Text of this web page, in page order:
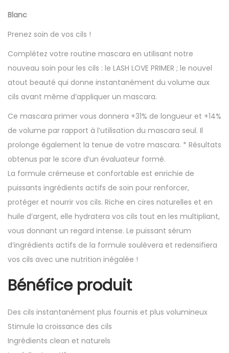
Blanc
Prenez soin de vos cils !
Complétez votre routine mascara en utilisant notre
nouveau soin pour les cils : le LASH LOVE PRIMER ; le nouvel
atout beauté qui donne instantanément du volume aux
cils avant même d’appliquer un mascara.
Ce mascara primer vous donnera +31% de longueur et +14%
de volume par rapport à l’utilisation du mascara seul. Il
prolonge également la tenue de votre mascara. * Résultats
obtenus par le score d’un évaluateur formé.
La formule crémeuse et confortable est enrichie de
puissants ingrédients actifs de soin pour renforcer,
protéger et nourrir vos cils. Riche en cires naturelles et en
huile d’argent, elle hydratera vos cils tout en les multipliant,
vous donnant un regard intense. Le puissant sérum
d’ingrédients actifs de la formule soulèvera et redensifiera
vos cils avec une nutrition inégalée !
Bénéfice produit
Des cils instantanément plus fournis et plus volumineux
Stimule la croissance des cils
Ingrédients clean et naturels